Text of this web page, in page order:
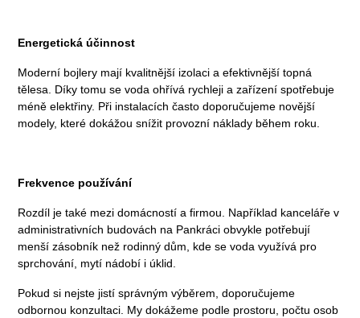
Energetická účinnost
Moderní bojlery mají kvalitnější izolaci a efektivnější topná
tělesa. Díky tomu se voda ohřívá rychleji a zařízení spotřebuje
méně elektřiny. Při instalacích často doporučujeme novější
modely, které dokážou snížit provozní náklady během roku.
Frekvence používání
Rozdíl je také mezi domácností a firmou. Například kanceláře v
administrativních budovách na Pankráci obvykle potřebují
menší zásobník než rodinný dům, kde se voda využívá pro
sprchování, mytí nádobí i úklid.
Pokud si nejste jistí správným výběrem, doporučujeme
odbornou konzultaci. My dokážeme podle prostoru, počtu osob